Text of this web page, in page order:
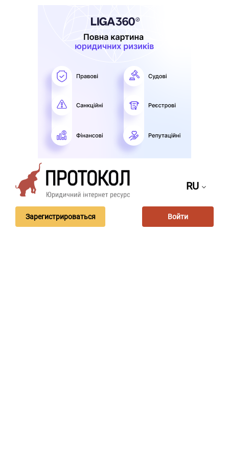
RU
Зарегистрироваться Войти